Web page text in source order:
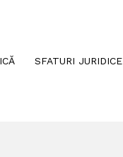
SFATURI JURIDICE